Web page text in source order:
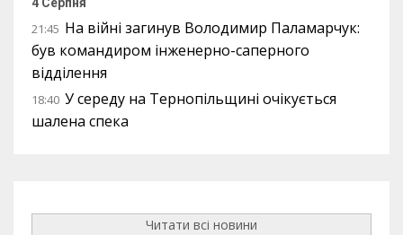
21:45 На війні загинув Володимир Паламарчук:
був командиром інженерно-саперного
відділення
18:40 У середу на Тернопільщині очікується
шалена спека
Читати всі новини